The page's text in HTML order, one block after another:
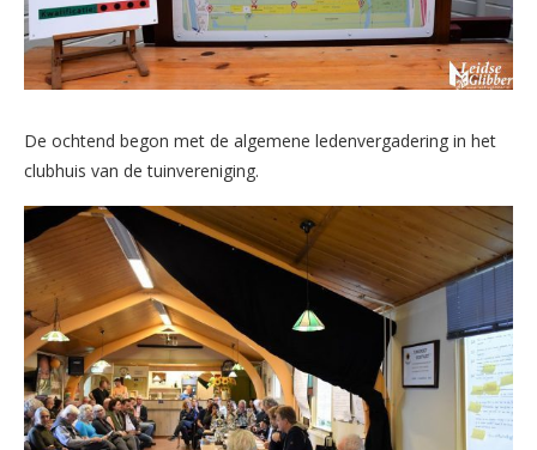
De ochtend begon met de algemene ledenvergadering in het
clubhuis van de tuinvereniging.